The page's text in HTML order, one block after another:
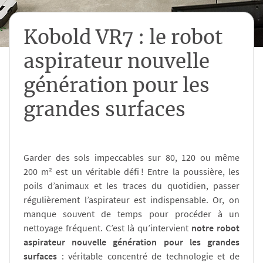
Kobold VR7 : le robot
aspirateur nouvelle
génération pour les
grandes surfaces
Garder des sols impeccables sur 80, 120 ou même
200 m² est un véritable défi ! Entre la poussière, les
poils d’animaux et les traces du quotidien, passer
régulièrement l’aspirateur est indispensable. Or, on
manque souvent de temps pour procéder à un
nettoyage fréquent. C’est là qu’intervient notre robot
aspirateur nouvelle génération pour les grandes
surfaces : véritable concentré de technologie et de